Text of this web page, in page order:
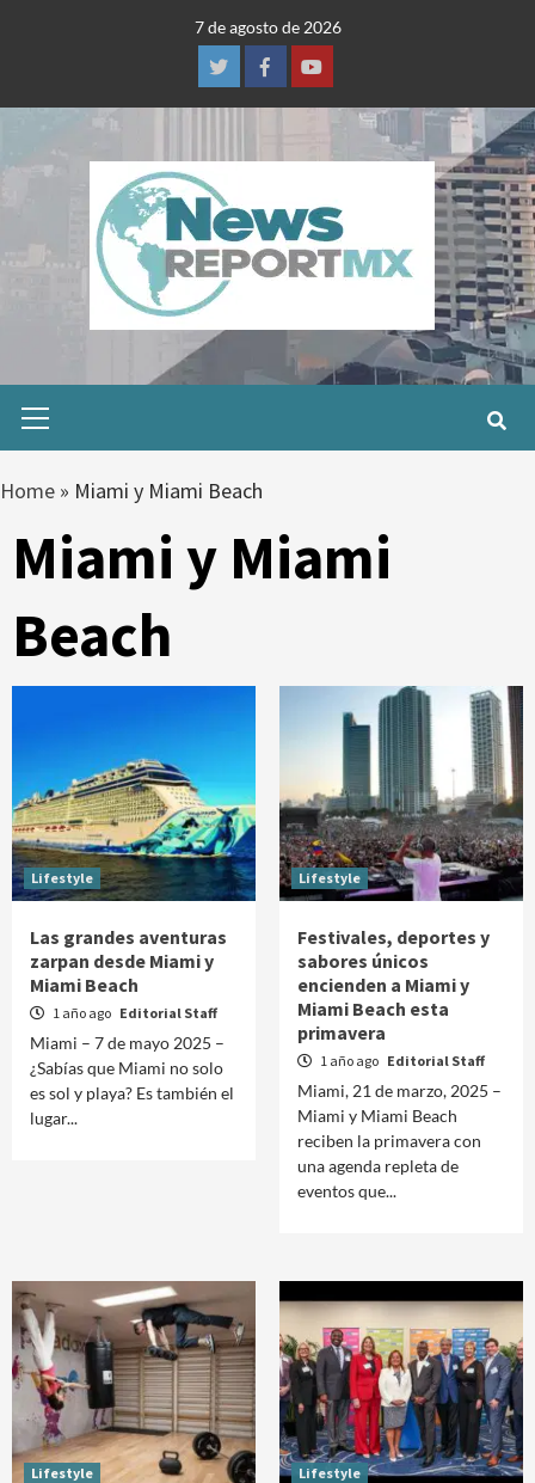
7 de agosto de 2026
TwitterFacebookYoutube
Menu
Home » Miami y Miami Beach
Miami y Miami
Beach
Lifestyle
Las grandes aventuras
zarpan desde Miami y
Miami Beach
1 año ago Editorial Staff
Miami – 7 de mayo 2025 –
¿Sabías que Miami no solo
es sol y playa? Es también el
lugar...
Lifestyle
Festivales, deportes y
sabores únicos
encienden a Miami y
Miami Beach esta
primavera
1 año ago Editorial Staff
Miami, 21 de marzo, 2025 –
Miami y Miami Beach
reciben la primavera con
una agenda repleta de
eventos que...
Lifestyle Lifestyle